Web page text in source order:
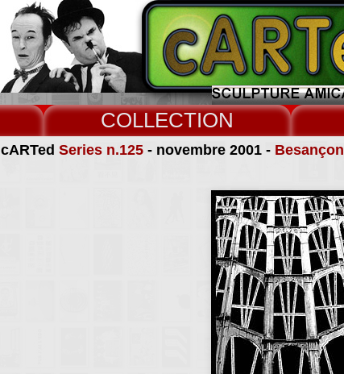
COLLECT
cARTed Series n.125- novembre 2001 - Besançon